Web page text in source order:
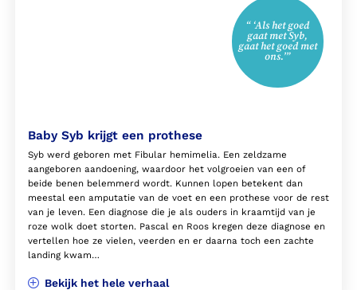
“ ‘Als het goed
gaat met Syb,
gaat het goed met
ons.’”
Baby Syb krijgt een prothese
Syb werd geboren met Fibular hemimelia. Een zeldzame
aangeboren aandoening, waardoor het volgroeien van een of
beide benen belemmerd wordt. Kunnen lopen betekent dan
meestal een amputatie van de voet en een prothese voor de rest
van je leven. Een diagnose die je als ouders in kraamtijd van je
roze wolk doet storten. Pascal en Roos kregen deze diagnose en
vertellen hoe ze vielen, veerden en er daarna toch een zachte
landing kwam…
Bekijk het hele verhaal